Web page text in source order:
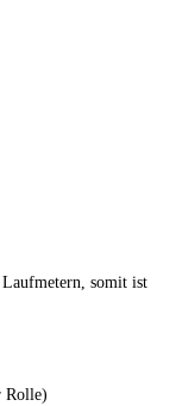
somit ist
Rolle)